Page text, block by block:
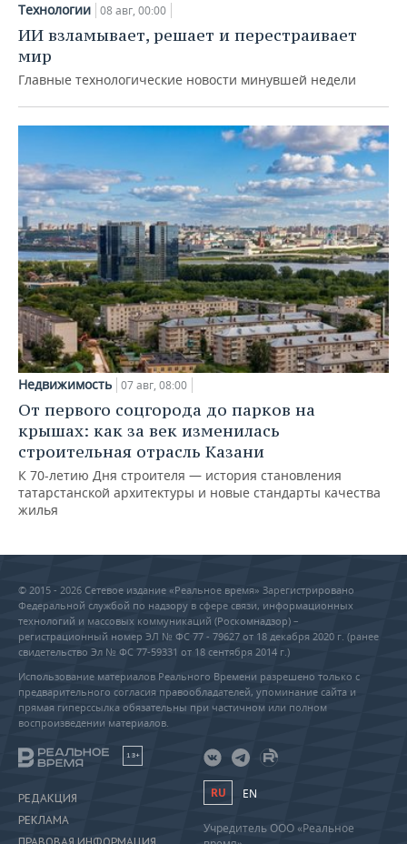
Технологии 08 авг, 00:00
ИИ взламывает, решает и перестраивает
мир
Главные технологические новости минувшей недели
Недвижимость 07 авг, 08:00
От первого соцгорода до парков на
крышах: как за век изменилась
строительная отрасль Казани
К 70-летию Дня строителя — история становления
татарстанской архитектуры и новые стандарты качества
жилья
© 2015 - 2026 Сетевое издание «Реальное время» Зарегистрировано
Федеральной службой по надзору в сфере связи, информационных
технологий и массовых коммуникаций (Роскомнадзор) –
регистрационный номер ЭЛ № ФС 77 - 79627 от 18 декабря 2020 г. (ранее
свидетельство Эл № ФС 77-59331 от 18 сентября 2014 г.)
Использование материалов Реального Времени разрешено только с
предварительного согласия правообладателей, упоминание сайта и
прямая гиперссылка обязательны при частичном или полном
воспроизведении материалов.
18+
РЕДАКЦИЯ
РЕКЛАМА
RU EN
Учредитель ООО «Реальное